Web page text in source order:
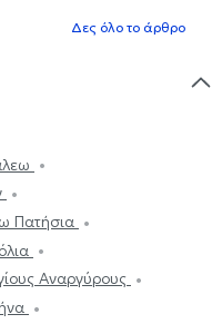
Δες όλο το άρθρο
Πατήσια
Αναργύρους